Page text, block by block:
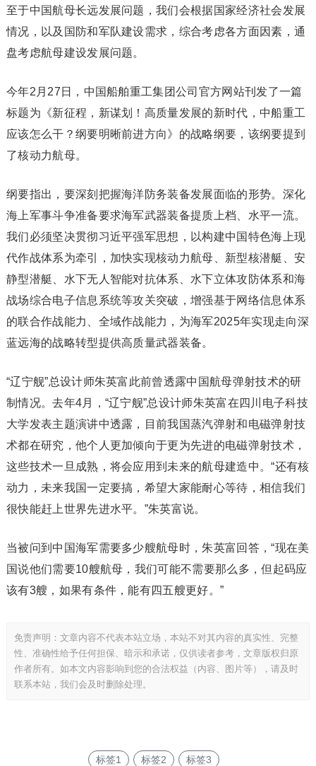
至于中国航母长远发展问题，我们会根据国家经济社会发展
情况，以及国防和军队建设需求，综合考虑各方面因素，通
盘考虑航母建设发展问题。
今年2月27日，中国船舶重工集团公司官方网站刊发了一篇
标题为《新征程，新谋划！高质量发展的新时代，中船重工
应该怎么干？纲要明晰前进方向》的战略纲要，该纲要提到
了核动力航母。
纲要指出，要深刻把握海洋防务装备发展面临的形势。深化
海上军事斗争准备要求海军武器装备提质上档、水平一流。
我们必须坚决贯彻习近平强军思想，以构建中国特色海上现
代作战体系为牵引，加快实现核动力航母、新型核潜艇、安
静型潜艇、水下无人智能对抗体系、水下立体攻防体系和海
战场综合电子信息系统等攻关突破，增强基于网络信息体系
的联合作战能力、全域作战能力，为海军2025年实现走向深
蓝远海的战略转型提供高质量武器装备。
“辽宁舰”总设计师朱英富此前曾透露中国航母弹射技术的研
制情况。去年4月，“辽宁舰”总设计师朱英富在四川电子科技
大学发表主题演讲中透露，目前我国蒸汽弹射和电磁弹射技
术都在研究，他个人更加倾向于更为先进的电磁弹射技术，
这些技术一旦成熟，将会应用到未来的航母建造中。“还有核
动力，未来我国一定要搞，希望大家能耐心等待，相信我们
很快能赶上世界先进水平。”朱英富说。
当被问到中国海军需要多少艘航母时，朱英富回答，“现在美
国说他们需要10艘航母，我们可能不需要那么多，但起码应
该有3艘，如果有条件，能有四五艘更好。”
免责声明：文章内容不代表本站立场，本站不对其内容的真实性、完整
性、准确性给予任何担保、暗示和承诺，仅供读者参考，文章版权归原
作者所有。如本文内容影响到您的合法权益（内容、图片等），请及时
联系本站，我们会及时删除处理。
标签1 标签2 标签3